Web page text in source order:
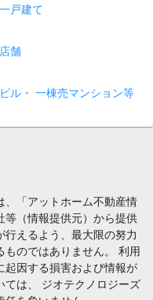
戸建て
舗
ル・ 一棟売マンション等
、「アットホーム不動産情
等（情報提供元）から提供
えるよう、最大限の努力
のではありません。 利用
起因する損害および情報が
ては、 ジオテクノロジーズ